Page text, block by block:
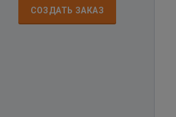
СОЗДАТЬ ЗАКАЗ